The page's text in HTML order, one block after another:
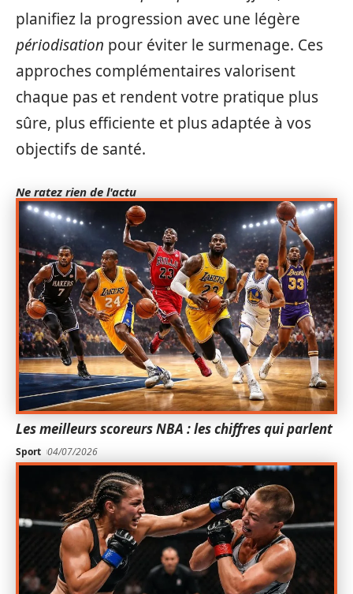
planifiez la progression avec une légère
périodisation pour éviter le surmenage. Ces
approches complémentaires valorisent
chaque pas et rendent votre pratique plus
sûre, plus efficiente et plus adaptée à vos
objectifs de santé.
Ne ratez rien de l'actu
Les meilleurs scoreurs NBA : les chiffres qui parlent
Sport 04/07/2026